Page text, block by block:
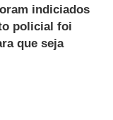
indiciados
policial foi
que seja